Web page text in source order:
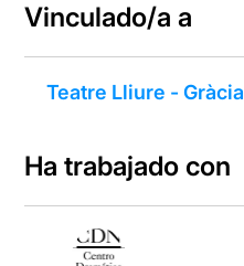
Vinculado/a a
Teatre Lliure - Gràcia
Ha trabajado con